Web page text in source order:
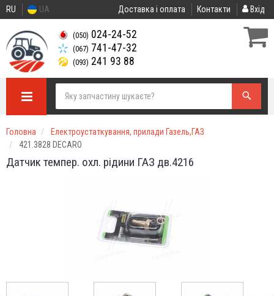
RU UA Доставка і оплата Контакти Вхід
(050) 024-24-52
(067) 741-47-32
(093) 241 93 88
Головна
Електроустаткування, прилади Газель,ГАЗ
421.3828 DECARO
Датчик темпер. охл. рідини ГАЗ дв.4216